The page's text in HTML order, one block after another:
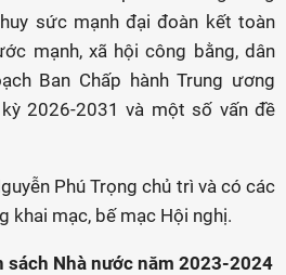
sức mạnh đại đoàn kết toàn
mạnh, xã hội công bằng, dân
Ban Chấp hành Trung ương
2026-2031 và một số vấn đề
Phú Trọng chủ trì và có các
khai mạc, bế mạc Hội nghị.
sách Nhà nước năm 2023-2024